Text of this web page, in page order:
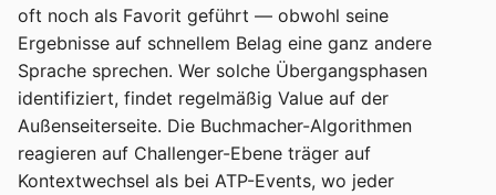
oft noch als Favorit geführt — obwohl seine
Ergebnisse auf schnellem Belag eine ganz andere
Sprache sprechen. Wer solche Übergangsphasen
identifiziert, findet regelmäßig Value auf der
Außenseiterseite. Die Buchmacher-Algorithmen
reagieren auf Challenger-Ebene träger auf
Kontextwechsel als bei ATP-Events, wo jeder